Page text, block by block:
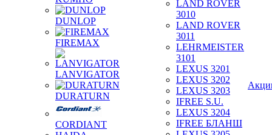
DUNLOP
FIREMAX
LANVIGATOR
DURATURN
CORDIANT
LAND ROVER
3010
LAND ROVER
3011
LEHRMEISTER
3101
LEXUS 3201
LEXUS 3202
LEXUS 3203
IFREE S.U.
LEXUS 3204
IFREE БЛАНШ